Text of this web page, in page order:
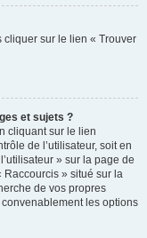
cliquer sur le lien « Trouver
et sujets ?
cliquant sur le lien
de l’utilisateur, soit en
» sur la page de
» situé sur la
de vos propres
les options